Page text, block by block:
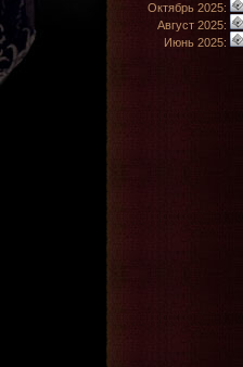
Октябрь 2025:
Август 2025:
Июнь 2025: